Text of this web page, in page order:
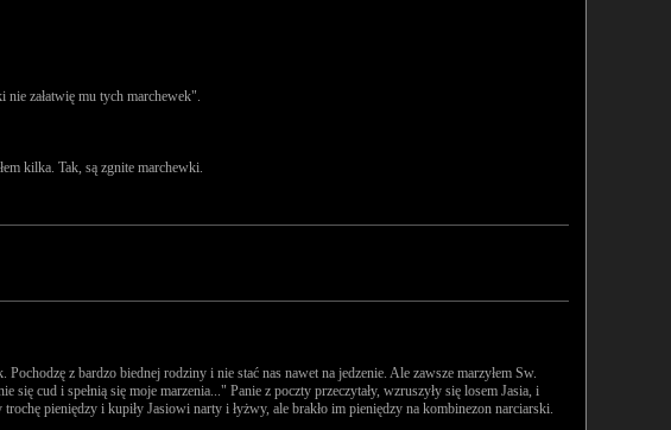
załatwię mu tych marchewek".
kilka. Tak, są zgnite marchewki.
z bardzo biednej rodziny i nie stać nas nawet na jedzenie. Ale zawsze marzyłem Sw.
cud i spełnią się moje marzenia..." Panie z poczty przeczytały, wzruszyły się losem Jasia, i
pieniędzy i kupiły Jasiowi narty i łyżwy, ale brakło im pieniędzy na kombinezon narciarski.